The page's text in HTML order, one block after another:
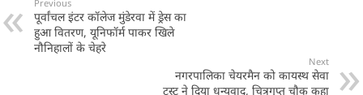
A
p
b
o
dI
Previous
पूर्वांचल इंटर कॉलेज मुंडेरवा में ड्रेस का
हुआ वितरण, यूनिफॉर्म पाकर खिले
नौनिहालों के चेहरे
Next
नगरपालिका चेयरमैन को कायस्थ सेवा
ट्रस्ट ने दिया धन्यवाद, चित्रगुप्त चौक कहा